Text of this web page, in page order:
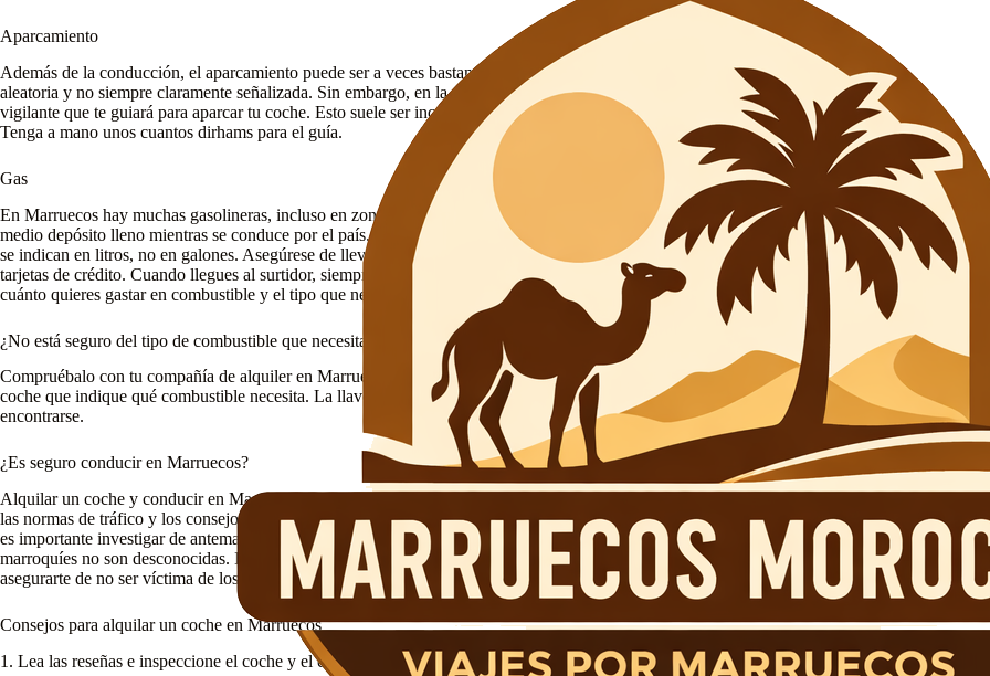
Aparcamiento
Además de la conducción, el aparcamiento puede ser a veces bastante agitado. Prepárese para aparcar de forma
aleatoria y no siempre claramente señalizada. Sin embargo, en la mayoría de las situaciones de aparcamiento habrá un
vigilante que te guiará para aparcar tu coche. Esto suele ser increíblemente útil y se espera que pagues por este servicio.
Tenga a mano unos cuantos dirhams para el guía.
Gas
En Marruecos hay muchas gasolineras, incluso en zonas remotas. Sin embargo, se recomienda llevar siempre al menos
medio depósito lleno mientras se conduce por el país. Los precios de la gasolina son relativamente asequibles y siempre
se indican en litros, no en galones. Asegúrese de llevar dinero en efectivo, ya que algunas gasolineras no aceptan
tarjetas de crédito. Cuando llegues al surtidor, siempre habrá un empleado que te llene el coche. Sólo tienes que decirle
cuánto quieres gastar en combustible y el tipo que necesitas.
¿No está seguro del tipo de combustible que necesita su coche?
Compruébalo con tu compañía de alquiler en Marruecos al recoger el coche. Si no, a veces habrá una pegatina en el
coche que indique qué combustible necesita. La llave del coche, el salpicadero o la puerta del depósito es donde suele
encontrarse.
¿Es seguro conducir en Marruecos?
Alquilar un coche y conducir en Marruecos es seguro. La mayoría de las carreteras están bien mantenidas y si sigues
las normas de tráfico y los consejos mencionados en este artículo, no tendrás problemas. Como en cualquier otro país,
es importante investigar de antemano y prestar atención cuando estés allí. Sin embargo, las estafas en los coches
marroquíes no son desconocidas. Investiga siempre bien las empresas de alquiler en las que quieres alquilar para
asegurarte de no ser víctima de los estafadores
Consejos para alquilar un coche en Marruecos
1. Lea las reseñas e inspeccione el coche y el contrato